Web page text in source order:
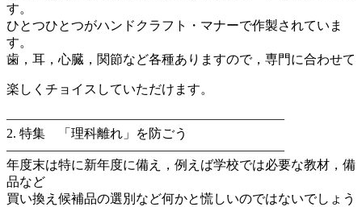
す。
ひとつひとつがハンドクラフト・マナーで作製されていま
す。
歯，耳，心臓，関節など各種ありますので，専門に合わせて
楽しくチョイスしていただけます。
—————————————————————–
2. 特集 「理科離れ」を防ごう
—————————————————————–
年度末は特に新年度に備え，例えば学校では必要な教材，備
品など
買い換え候補品の選別など何かと慌しいのではないでしょう